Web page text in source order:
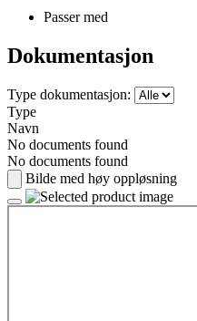
Passer med
Dokumentasjon
Type dokumentasjon:
Type
Navn
No documents found
No documents found
Bilde med høy oppløsning